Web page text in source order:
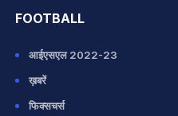
FOOTBALL
आईएसएल 2022-23
ख़बरें
फिक्सचर्स